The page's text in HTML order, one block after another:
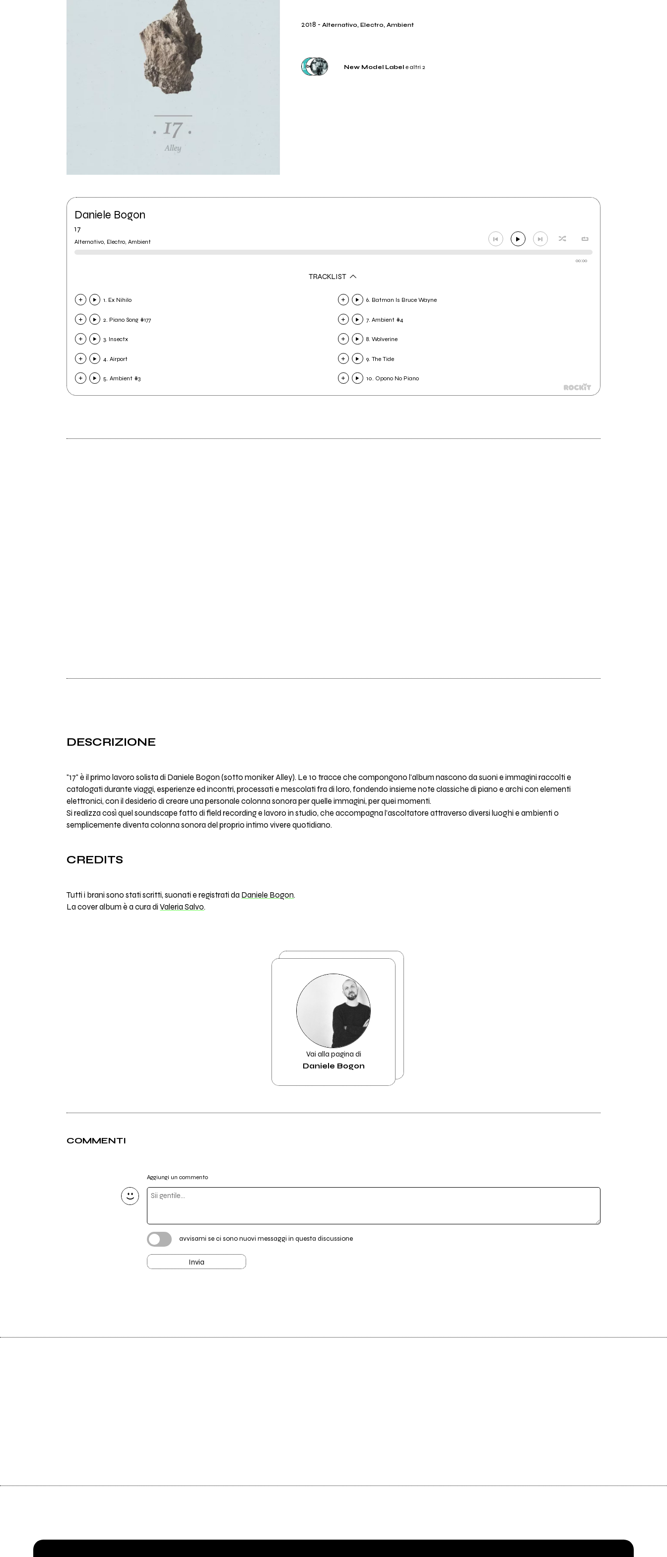
2018 -Alternativo, Electro, Ambient
New Model Labele altri 2
Daniele Bogon
17
Alternativo, Electro, Ambient
00:00
TRACKLIST
1. Ex Nihilo
2. Piano Song #177
3. Insectx
4. Airport
5. Ambient #3
6. Batman Is Bruce Wayne
7. Ambient #4
8. Wolverine
9. The Tide
10. Opono No Piano
DESCRIZIONE
"17" è il primo lavoro solista di Daniele Bogon (sotto moniker Alley). Le 10 tracce che compongono l'album nascono da suoni e immagini raccolti e
catalogati durante viaggi, esperienze ed incontri, processati e mescolati fra di loro, fondendo insieme note classiche di piano e archi con elementi
elettronici, con il desiderio di creare una personale colonna sonora per quelle immagini, per quei momenti.
Si realizza così quel soundscape fatto di field recording e lavoro in studio, che accompagna l’ascoltatore attraverso diversi luoghi e ambienti o
semplicemente diventa colonna sonora del proprio intimo vivere quotidiano.
CREDITS
Tutti i brani sono stati scritti, suonati e registrati da Daniele Bogon.
La cover album è a cura diValeria Salvo.
Vai alla pagina di
Daniele Bogon
COMMENTI
Aggiungi un commento
avvisami se ci sono nuovi messaggi in questa discussione
Invia